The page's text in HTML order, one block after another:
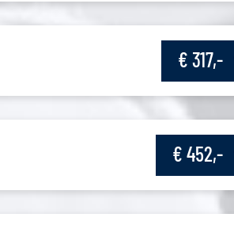
€ 317,-
€ 452,-